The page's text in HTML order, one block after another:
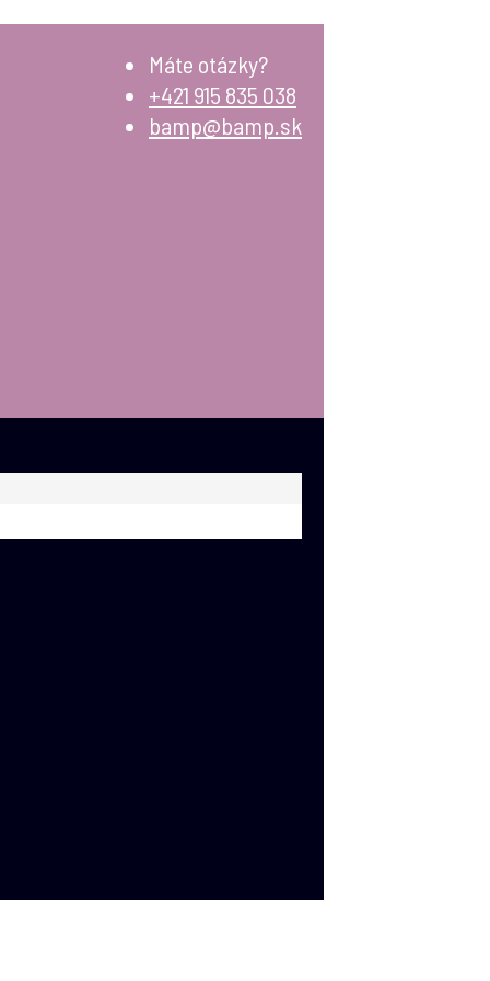
Máte otázky?
+421 915 835 038
bamp@bamp.sk